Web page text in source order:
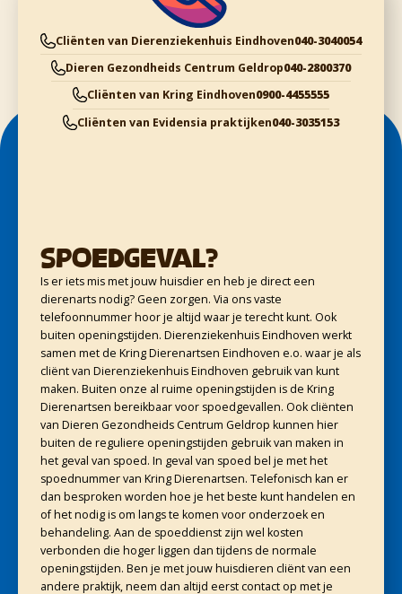
Cliënten van Dierenziekenhuis Eindhoven040-3040054
Dieren Gezondheids Centrum Geldrop040-2800370
Cliënten van Kring Eindhoven0900-4455555
Cliënten van Evidensia praktijken040-3035153
Spoedgeval?
Is er iets mis met jouw huisdier en heb je direct een
dierenarts nodig? Geen zorgen. Via ons vaste
telefoonnummer hoor je altijd waar je terecht kunt. Ook
buiten openingstijden. Dierenziekenhuis Eindhoven werkt
samen met de Kring Dierenartsen Eindhoven e.o. waar je als
cliënt van Dierenziekenhuis Eindhoven gebruik van kunt
maken. Buiten onze al ruime openingstijden is de Kring
Dierenartsen bereikbaar voor spoedgevallen. Ook cliënten
van Dieren Gezondheids Centrum Geldrop kunnen hier
buiten de reguliere openingstijden gebruik van maken in
het geval van spoed. In geval van spoed bel je met het
spoednummer van Kring Dierenartsen. Telefonisch kan er
dan besproken worden hoe je het beste kunt handelen en
of het nodig is om langs te komen voor onderzoek en
behandeling. Aan de spoeddienst zijn wel kosten
verbonden die hoger liggen dan tijdens de normale
openingstijden. Ben je met jouw huisdieren cliënt van een
andere praktijk, neem dan altijd eerst contact op met je